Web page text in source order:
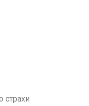
страхи